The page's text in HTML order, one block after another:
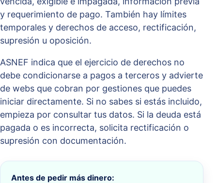
y requerimiento de pago. También hay límites
temporales y derechos de acceso, rectificación,
supresión u oposición.
ASNEF indica que el ejercicio de derechos no
debe condicionarse a pagos a terceros y advierte
de webs que cobran por gestiones que puedes
iniciar directamente. Si no sabes si estás incluido,
empieza por consultar tus datos. Si la deuda está
pagada o es incorrecta, solicita rectificación o
supresión con documentación.
Antes de pedir más dinero: